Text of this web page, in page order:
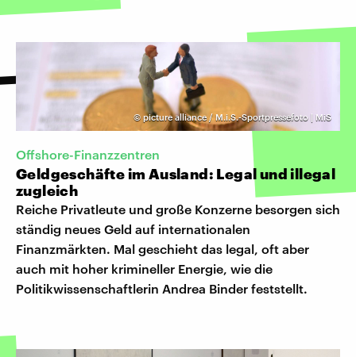
© picture alliance / M.i.S.-Sportpressefoto | MiS
Offshore-Finanzzentren
Geldgeschäfte im Ausland: Legal und illegal
zugleich
Reiche Privatleute und große Konzerne besorgen sich
ständig neues Geld auf internationalen
Finanzmärkten. Mal geschieht das legal, oft aber
auch mit hoher krimineller Energie, wie die
Politikwissenschaftlerin Andrea Binder feststellt.